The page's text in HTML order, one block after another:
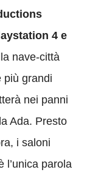
4 e
nave-città
più grandi
nei panni
Ada. Presto
i saloni
l’unica parola